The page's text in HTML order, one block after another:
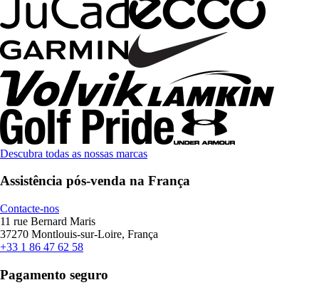
Descubra todas as nossas marcas
Assistência pós-venda na França
Contacte-nos
11 rue Bernard Maris
37270 Montlouis-sur-Loire, França
+33 1 86 47 62 58
Pagamento seguro